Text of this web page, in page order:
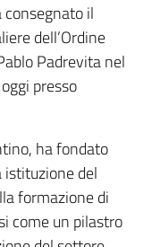
consegnato il
dell’Ordine
Padrevita nel
presso
ha fondato
istituzione del
formazione di
come un pilastro